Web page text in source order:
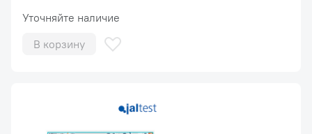
Уточняйте наличие
В корзину